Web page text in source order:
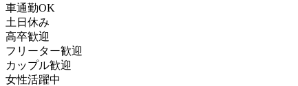
車通勤OK
土日休み
高卒歓迎
フリーター歓迎
カップル歓迎
女性活躍中